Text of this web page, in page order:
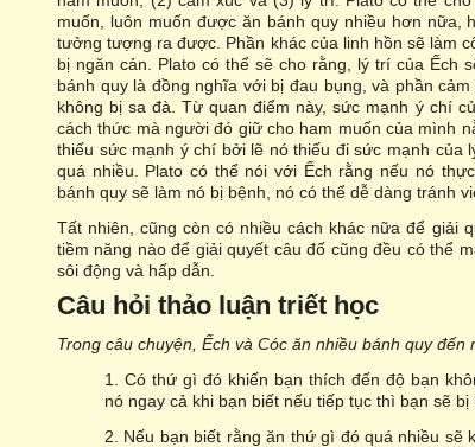
muốn, luôn muốn được ăn bánh quy nhiều hơn nữa,
tưởng tượng ra được. Phần khác của linh hồn sẽ làm
bị ngăn cản. Plato có thể sẽ cho rằng, lý trí của Ếch
bánh quy là đồng nghĩa với bị đau bụng, và phần
không bị sa đà. Từ quan điểm này, sức mạnh ý chí
cách thức mà người đó giữ cho ham muốn của mình
thiếu sức mạnh ý chí bởi lẽ nó thiếu đi sức mạnh của
quá nhiều. Plato có thể nói với Ếch rằng nếu nó
bánh quy sẽ làm nó bị bệnh, nó có thể dễ dàng tránh
Tất nhiên, cũng còn có nhiều cách khác nữa để giải
tiềm năng nào để giải quyết câu đố cũng đều có thể
sôi động và hấp dẫn.
Câu hỏi thảo luận triết học
Trong câu chuyện, Ếch và Cóc ăn nhiều bánh quy đến
1. Có thứ gì đó khiến bạn thích đến độ bạn
nó ngay cả khi bạn biết nếu tiếp tục thì bạn sẽ bị
2. Nếu bạn biết rằng ăn thứ gì đó quá nhiều sẽ